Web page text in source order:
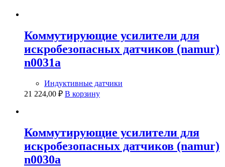
Коммутирующие усилители для
искробезопасных датчиков (namur)
n0031a
Индуктивные датчики
21 224,00 ₽ В корзину
Коммутирующие усилители для
искробезопасных датчиков (namur)
n0030a